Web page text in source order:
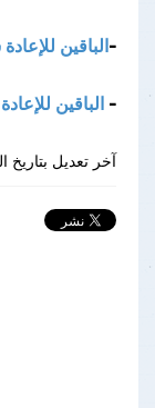
-الباقين
- الباقين
آخر تعديل بتاريخ